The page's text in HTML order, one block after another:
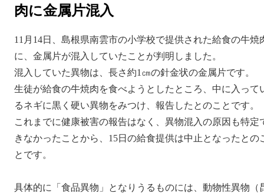
肉に金属片混入
11月14日、島根県南雲市の小学校で提供された給食の牛焼
に、金属片が混入していたことが判明しました。
混入していた異物は、長さ約1㎝の針金状の金属片です。
生徒が給食の牛焼肉を食べようとしたところ、中に入って
るネギに黒く硬い異物をみつけ、報告したとのことです。
これまでに健康被害の報告はなく、異物混入の原因も特定
きなかったことから、15日の給食提供は中止となったとの
とです。
具体的に「食品異物」となりうるものには、動物性異物（